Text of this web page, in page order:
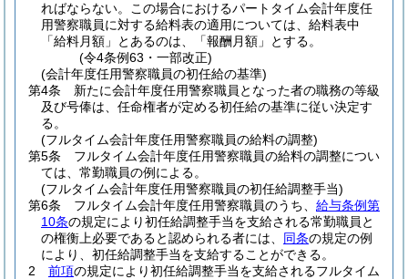
ればならない。
この場合におけるパートタイム会計年度任
用警察職員に対する給料表の適用については、給料表中
「給料月額」とあるのは、「報酬月額」とする。
(令4条例63・一部改正)
(会計年度任用警察職員の初任給の基準)
第4条
新たに会計年度任用警察職員となった者の職務の等級
及び号俸は、任命権者が定める初任給の基準に従い決定す
る。
(フルタイム会計年度任用警察職員の給料の調整)
第5条
フルタイム会計年度任用警察職員の給料の調整につい
ては、常勤職員の例による。
(フルタイム会計年度任用警察職員の初任給調整手当)
第6条
フルタイム会計年度任用警察職員のうち、 給与条例第
10条の規定により初任給調整手当を支給される常勤職員と
の権衡上必要であると認められる者には、 同条の規定の例
により、初任給調整手当を支給することができる。
2
前項の規定により初任給調整手当を支給されるフルタイム